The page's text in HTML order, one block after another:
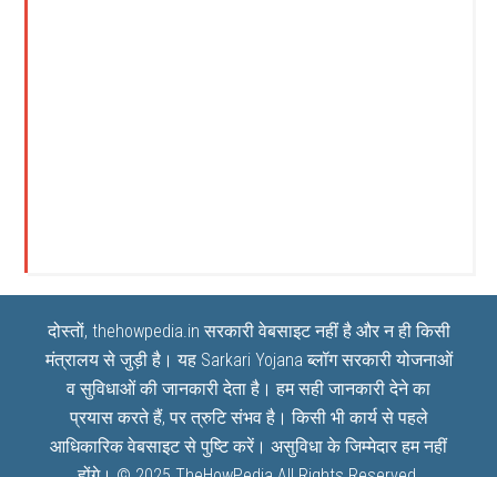
दोस्तों, thehowpedia.in सरकारी वेबसाइट नहीं है और न ही किसी
मंत्रालय से जुड़ी है। यह Sarkari Yojana ब्लॉग सरकारी योजनाओं
व सुविधाओं की जानकारी देता है। हम सही जानकारी देने का
प्रयास करते हैं, पर त्रुटि संभव है। किसी भी कार्य से पहले
आधिकारिक वेबसाइट से पुष्टि करें। असुविधा के जिम्मेदार हम नहीं